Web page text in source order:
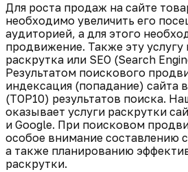
Для роста продаж на сайте
необходимо увеличить его
аудиторией, а для этого
продвижение. Также эту
раскрутка или SEO (Search
Результатом поискового
индексация (попадание) сайта
(TOP10) результатов поиска.
оказывает услуги раскрутки
и Google. При поисковом
особое внимание составлению
а также планированию
раскрутки.